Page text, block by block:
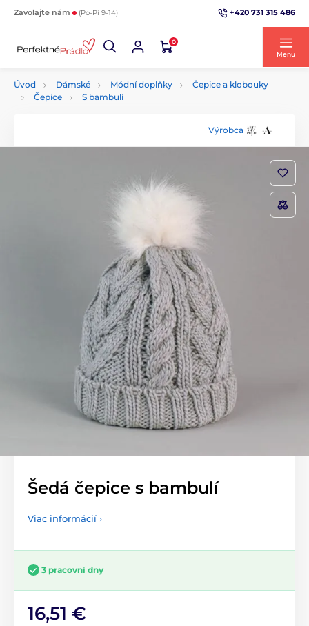
Zavolajte nám (Po-Pi 9-14) +420 731 315 486
0
Menu
Úvod Dámské Módní doplňky
Čepice a klobouky
Čepice
S bambulí
Výrobca
Šedá čepice s bambulí
Viac informácií ›
3 pracovní dny
16,51 €